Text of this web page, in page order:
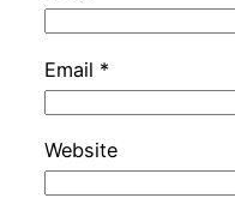
Email *
Website